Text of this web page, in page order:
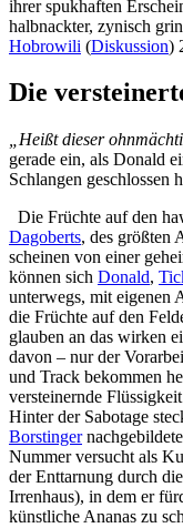
ihrer spukhaften
halbnackter, zynisch
Hobrowili (Diskussion)
Die
„Heißt dieser
gerade ein, als Donald
Schlangen geschlossen
Die Früchte auf den
Dagoberts, des größten
scheinen von einer
können sich Donald,
unterwegs, mit eigenen
die Früchte auf den
glauben an das wirken
davon – nur der
und Track bekommen
versteinernde
Hinter der Sabotage
Borstinger
Nummer versucht als
der Enttarnung durch
Irrenhaus), in dem er
künstliche Ananas zu